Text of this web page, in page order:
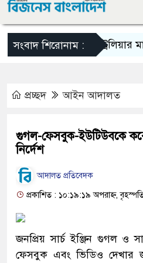
সংবাদ শিরোনাম :অস্ট্রেলিয়ার মাটিতে
প্রচ্ছদ আইন আদালত
গুগল-ফেসবুক-ইউটিউবকে
নির্দেশ
আদালত প্রতিবেদক
প্রকাশিত : ১০:১৯:১৯ অপরাহ্ন,
জনপ্রিয় সার্চ ইঞ্জিন গুগল ও
ফেসবুক এবং ভিডিও দেখার